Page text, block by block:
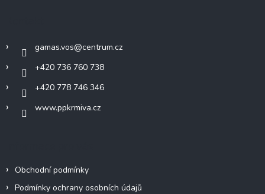
gamas.vos@centrum.cz
+420 736 760 738
+420 778 746 346
www.ppkrmiva.cz
Obchodní podmínky
Podmínky ochrany osobních údajů